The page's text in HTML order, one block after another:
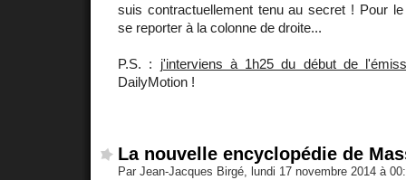
suis contractuellement tenu au secret ! Pour
se reporter à la colonne de droite...
P.S. : j'interviens à 1h25 du début de
DailyMotion !
La nouvelle encyclopédie de
Par Jean-Jacques Birgé, lundi 17 novembre 2014 à